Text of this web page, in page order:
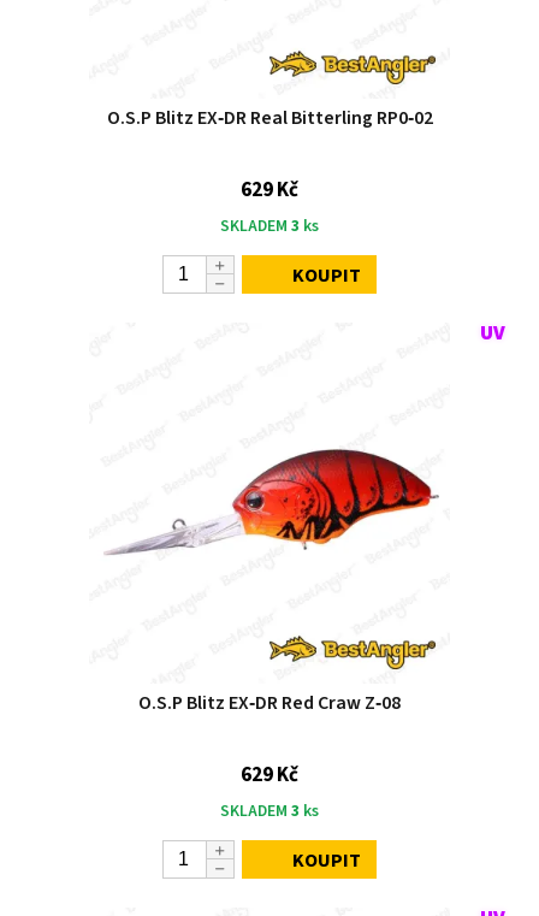
O.S.P Blitz EX‑DR Real Bitterling RP0‑02
629 Kč
SKLADEM 3 ks
KOUPIT
O.S.P Blitz EX‑DR Red Craw Z‑08
629 Kč
SKLADEM 3 ks
KOUPIT